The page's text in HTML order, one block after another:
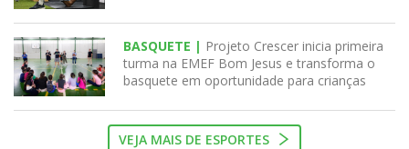
BASQUETE | Projeto Crescer inicia primeira
turma na EMEF Bom Jesus e transforma o
basquete em oportunidade para crianças
VEJA MAIS DE ESPORTES